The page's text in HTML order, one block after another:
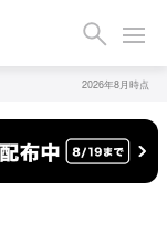
2026年8月時点